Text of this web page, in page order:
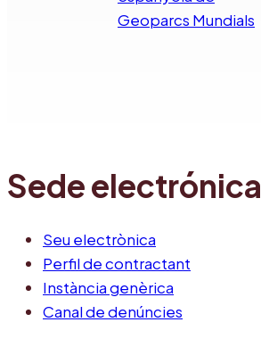
Sede electrónica
Seu electrònica
Perfil de contractant
Instància genèrica
Canal de denúncies